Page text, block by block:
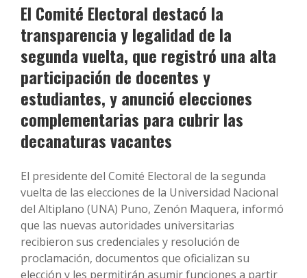
El Comité Electoral destacó la
transparencia y legalidad de la
segunda vuelta, que registró una alta
participación de docentes y
estudiantes, y anunció elecciones
complementarias para cubrir las
decanaturas vacantes
El presidente del Comité Electoral de la segunda
vuelta de las elecciones de la Universidad Nacional
del Altiplano (UNA) Puno, Zenón Maquera, informó
que las nuevas autoridades universitarias
recibieron sus credenciales y resolución de
proclamación, documentos que oficializan su
elección y les permitirán asumir funciones a partir